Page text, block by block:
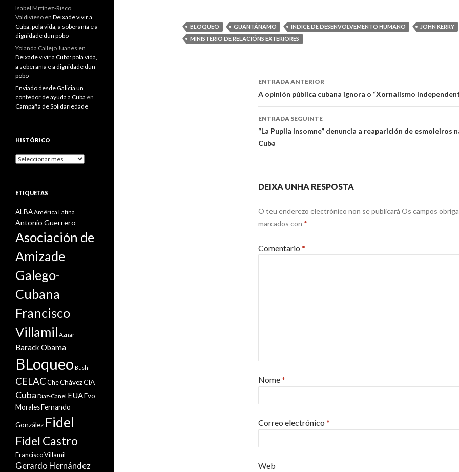
BLOQUEO GUANTÁNAMO INDICE DE DESENVOLVEMENTO HUMANO
JOHN KERRY
MINISTERIO DE RELACIÓNS EXTERIORES
Ir
a
entrada
ENTRADA ANTERIOR
A opinión pública cubana ignora o “Xornalismo
ENTRADA SEGUINTE
“La Pupila Insomne” denuncia a reaparición de esmoleiros
Cuba
DEIXA UNHA RESPOSTA
O teu enderezo electrónico non se publicará Os campos
marcados con *
Comentario *
Nome*
Correo electrónico *
Web
Isabel Mrtínez-Risco
Valdivieso en Deixade vivir a
Cuba: pola vida, a soberanía e a
dignidade dun pobo
Yolanda Callejo Juanes en
Deixade vivir a Cuba: pola vida,
a soberanía e a dignidade dun
pobo
Enviado desde Galicia un
contedor de ayuda a Cuba en
Campaña de Solidariedade
HISTÓRICO
Histórico
ETIQUETAS
ALBAAmérica Latina
Antonio Guerrero
Asociación de
Amizade
Galego-
Cubana
Francisco
Villamil Aznar
Barack Obama
BLoqueo Bush
CELACCheChávezCIA
Cuba Diaz-Canel EUAEvo
MoralesFernando
González Fidel
Fidel Castro
Francisco Villamil
Gerardo Hernández